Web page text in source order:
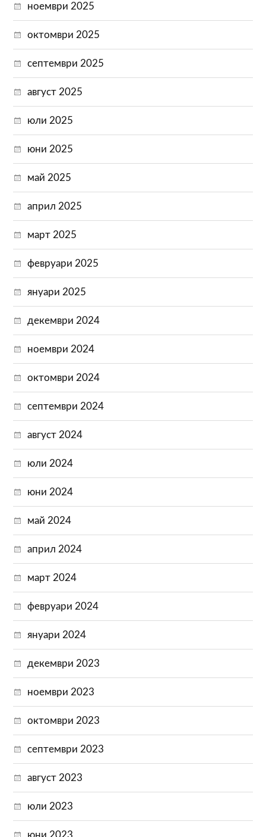
ноември 2025
октомври 2025
септември 2025
август 2025
юли 2025
юни 2025
май 2025
април 2025
март 2025
февруари 2025
януари 2025
декември 2024
ноември 2024
октомври 2024
септември 2024
август 2024
юли 2024
юни 2024
май 2024
април 2024
март 2024
февруари 2024
януари 2024
декември 2023
ноември 2023
октомври 2023
септември 2023
август 2023
юли 2023
юни 2023